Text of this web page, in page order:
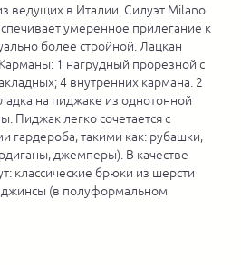
ведущих в Италии. Силуэт Milano
умеренное прилегание к
более стройной. Лацкан
1 нагрудный прорезной с
4 внутренних кармана. 2
на пиджаке из однотонной
Пиджак легко сочетается с
гардероба, такими как: рубашки,
джемперы). В качестве
классические брюки из шерсти
джинсы (в полуформальном